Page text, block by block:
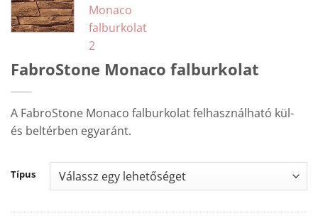
FabroStone Monaco falburkolat
A FabroStone Monaco falburkolat felhasználható kül-
és beltérben egyaránt.
Típus